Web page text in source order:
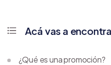
Acá vas a
¿Qué es una promoción?